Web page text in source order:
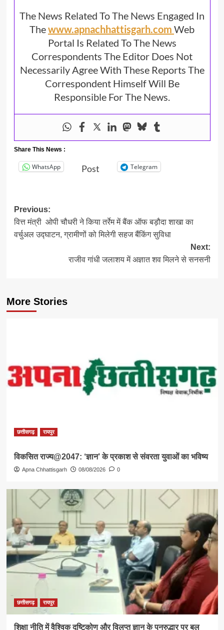
The News Related To The News Engaged In
Thewww.apnachhattisgarh.com Web
Portal Is Related To The News
Correspondents The Editor Does Not
Necessarily Agree With These Reports The
Correspondent Himself Will Be
Responsible For The News.
Share This News :
WhatsApp Post Telegram
Post
navigation
Previous:
वित्त मंत्री ओपी चौधरी ने किया तर्रेम में बैंक ऑफ बड़ौदा शाखा का
वर्चुअल उद्घाटन, ग्रामीणों को मिलेगी सहज बैंकिंग सुविधा
Next:
राजीव गांधी जलाशय में अज्ञात शव मिलने से सनसनी
More Stories
छत्तीसगढ़ रायपुर
विकसित राज्य@2047: ‘ज्ञान’ के प्रकाश से संवरता युवाओं का भविष्य
Apna Chhattisgarh 08/08/2026 0
छत्तीसगढ़ रायपुर
शिक्षा नीति में वैश्विक दृष्टिकोण और विलुप्त ज्ञान के पुनरुद्धार पर बल